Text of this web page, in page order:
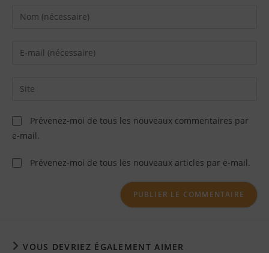
Prévenez-moi de tous les nouveaux commentaires par
e-mail.
Prévenez-moi de tous les nouveaux articles par e-mail.
VOUS DEVRIEZ ÉGALEMENT AIMER